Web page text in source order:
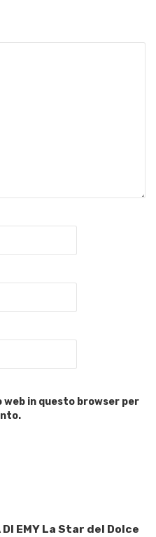
web in questo browser per
DI EMY La Star del Dolce